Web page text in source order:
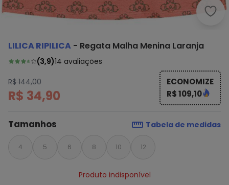
LILICA RIPILICA - Regata Malha Menina Laranja
(3,9)14 avaliações
R$ 144,00
R$ 34,90
ECONOMIZE
R$ 109,10
Tamanhos Tabela de medidas
4 5 6 8 10 12
Produto indisponível